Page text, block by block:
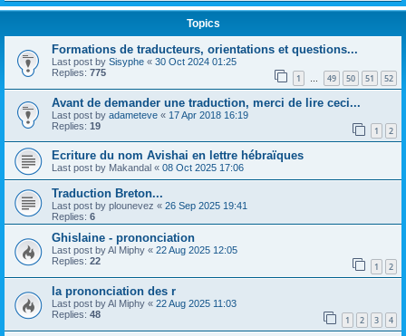
Topics
Formations de traducteurs, orientations et questions...
Last post by Sisyphe « 30 Oct 2024 01:25
Replies: 775 1 … 49 50 51 52
Avant de demander une traduction, merci de lire ceci...
Last post by adameteve « 17 Apr 2018 16:19
Replies: 19 1 2
Ecriture du nom Avishai en lettre hébraïques
Last post by Makandal « 08 Oct 2025 17:06
Traduction Breton...
Last post by plounevez « 26 Sep 2025 19:41
Replies: 6
Ghislaine - prononciation
Last post byAl Miphy « 22 Aug 2025 12:05
Replies: 22 1 2
la prononciation des r
Last post byAl Miphy « 22 Aug 2025 11:03
Replies: 48 1 2 3 4